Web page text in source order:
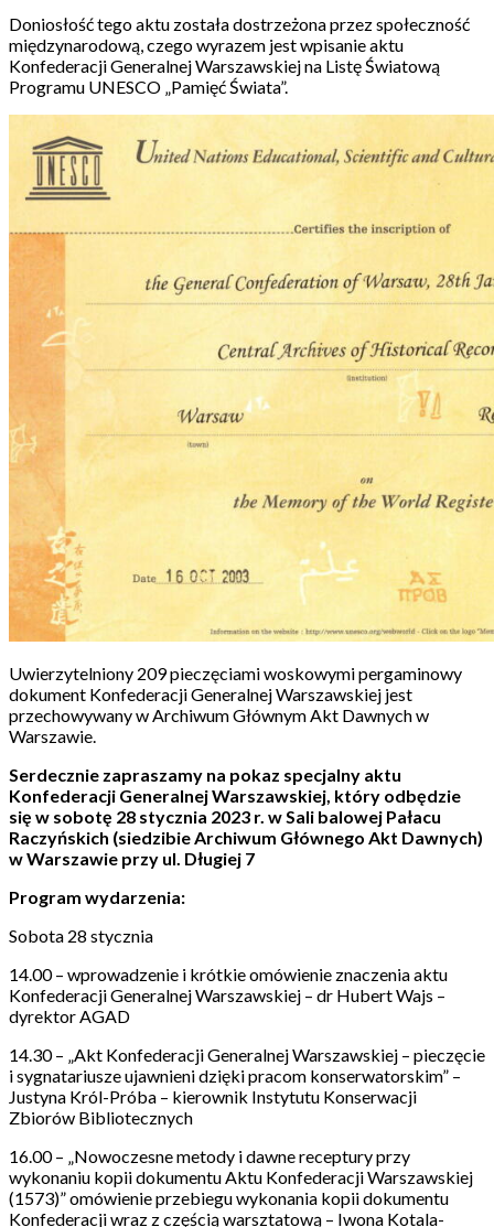
Doniosłość tego aktu została dostrzeżona przez społeczność
międzynarodową, czego wyrazem jest wpisanie aktu
Konfederacji Generalnej Warszawskiej na Listę Światową
Programu UNESCO „Pamięć Świata”.
Uwierzytelniony 209 pieczęciami woskowymi pergaminowy
dokument Konfederacji Generalnej Warszawskiej jest
przechowywany w Archiwum Głównym Akt Dawnych w
Warszawie.
Serdecznie zapraszamy na pokaz specjalny aktu
Konfederacji Generalnej Warszawskiej, który odbędzie
się w sobotę 28 stycznia 2023 r. w Sali balowej Pałacu
Raczyńskich (siedzibie Archiwum Głównego Akt Dawnych)
w Warszawie przy ul. Długiej 7
Program wydarzenia:
Sobota 28 stycznia
14.00 – wprowadzenie i krótkie omówienie znaczenia aktu
Konfederacji Generalnej Warszawskiej – dr Hubert Wajs –
dyrektor AGAD
14.30 – „Akt Konfederacji Generalnej Warszawskiej – pieczęcie
i sygnatariusze ujawnieni dzięki pracom konserwatorskim” –
Justyna Król-Próba – kierownik Instytutu Konserwacji
Zbiorów Bibliotecznych
16.00 – „Nowoczesne metody i dawne receptury przy
wykonaniu kopii dokumentu Aktu Konfederacji Warszawskiej
(1573)” omówienie przebiegu wykonania kopii dokumentu
Konfederacji wraz z częścią warsztatową – Iwona Kotala-